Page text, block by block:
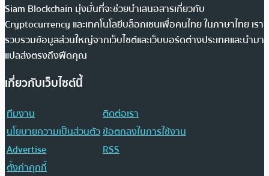
Siam Blockchain มุ่งมั่นที่จะช่วยนำเสนอสารเกี่ยวกับ
Cryptocurrency และเทคโนโลยีบล็อกเชนเพื่อคนไทย ในภาษาไทย เรา
รวบรวมข้อมูลส่วนใหญ่จากเว็บไซต์และเว็บบอร์ดต่างประเทศและนำมา
แปลส่งตรงถึงฟีดคุณ
เกี่ยวกับเว็บไซต์นี้
ทีมงาน
ติดต่อเรา
นโยบายความเป็นส่วนตัวข้อตกลงในการใช้งาน
Advertise
RSS
ตั้งค่าคุกกี้